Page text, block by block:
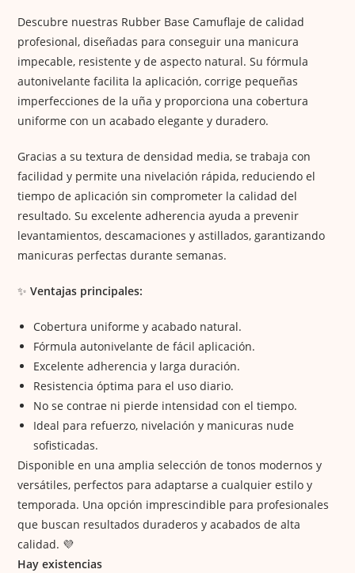
Descubre nuestras Rubber Base Camuflaje de calidad
profesional, diseñadas para conseguir una manicura
impecable, resistente y de aspecto natural. Su fórmula
autonivelante facilita la aplicación, corrige pequeñas
imperfecciones de la uña y proporciona una cobertura
uniforme con un acabado elegante y duradero.
Gracias a su textura de densidad media, se trabaja con
facilidad y permite una nivelación rápida, reduciendo el
tiempo de aplicación sin comprometer la calidad del
resultado. Su excelente adherencia ayuda a prevenir
levantamientos, descamaciones y astillados, garantizando
manicuras perfectas durante semanas.
✨Ventajas principales:
Cobertura uniforme y acabado natural.
Fórmula autonivelante de fácil aplicación.
Excelente adherencia y larga duración.
Resistencia óptima para el uso diario.
No se contrae ni pierde intensidad con el tiempo.
Ideal para refuerzo, nivelación y manicuras nude
sofisticadas.
Disponible en una amplia selección de tonos modernos y
versátiles, perfectos para adaptarse a cualquier estilo y
temporada. Una opción imprescindible para profesionales
que buscan resultados duraderos y acabados de alta
calidad. 💜
Hay existencias